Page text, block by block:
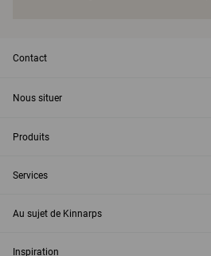
Contact
Nous situer
Produits
Services
Au sujet de Kinnarps
Inspiration